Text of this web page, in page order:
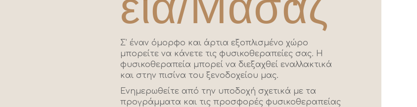
Σ’ έναν όμορφο και άρτια εξοπλισμένο χώρο
μπορείτε να κάνετε τις φυσικοθεραπείες σας. Η
φυσικοθεραπεία μπορεί να διεξαχθεί εναλλακτικά
και στην πισίνα του ξενοδοχείου μας.
Ενημερωθείτε από την υποδοχή σχετικά με τα
προγράμματα και τις προσφορές φυσικοθεραπείας